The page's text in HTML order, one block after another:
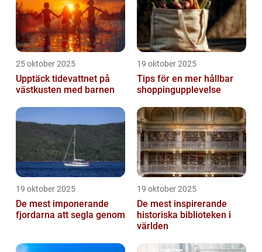
25 oktober 2025
Upptäck tidevattnet på
västkusten med barnen
19 oktober 2025
Tips för en mer hållbar
shoppingupplevelse
19 oktober 2025
De mest imponerande
fjordarna att segla genom
19 oktober 2025
De mest inspirerande
historiska biblioteken i
världen